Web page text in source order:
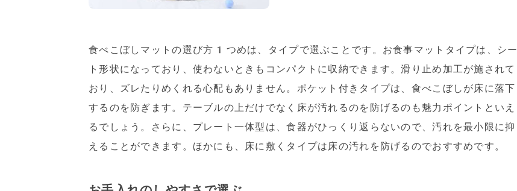
食べこぼしマットの選び方1つめは、タイプで選ぶことです。お食事マットタイプは、シー
ト形状になっており、使わないときもコンパクトに収納できます。滑り止め加工が施されて
おり、ズレたりめくれる心配もありません。ポケット付きタイプは、食べこぼしが床に落下
するのを防ぎます。テーブルの上だけでなく床が汚れるのを防げるのも魅力ポイントといえ
るでしょう。さらに、プレート一体型は、食器がひっくり返らないので、汚れを最小限に抑
えることができます。ほかにも、床に敷くタイプは床の汚れを防げるのでおすすめです。